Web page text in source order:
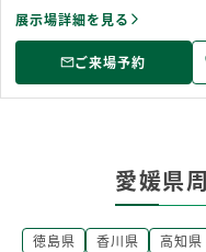
展示場詳細を見る
ご来場予約
愛媛県
徳島県 香川県 高知県